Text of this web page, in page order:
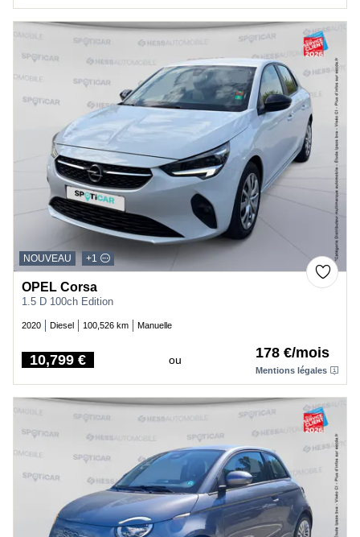
NOUVEAU +1
OPEL Corsa
1.5 D 100ch Edition
2020 Diesel 100,526 km Manuelle
Price
10,799 € ou 178 €/mois
Mentions légales